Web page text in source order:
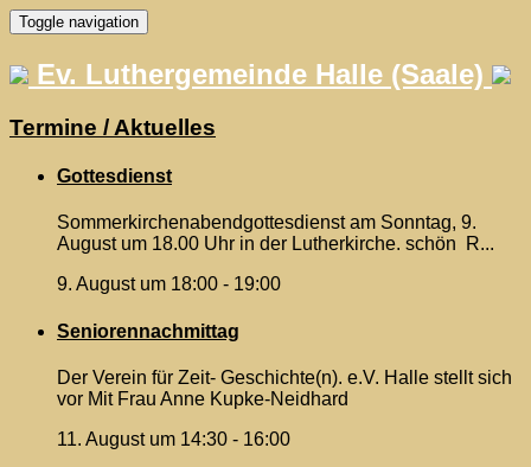
Skip
to
content
Toggle navigation
Ev. Luthergemeinde Halle (Saale)
Termine / Aktuelles
Gottesdienst
Sommerkirchenabendgottesdienst am Sonntag, 9.
August um 18.00 Uhr in der Lutherkirche. schön R...
9. August um 18:00 - 19:00
Seniorennachmittag
Der Verein für Zeit- Geschichte(n). e.V. Halle stellt sich
vor Mit Frau Anne Kupke-Neidhard
11. August um 14:30 - 16:00